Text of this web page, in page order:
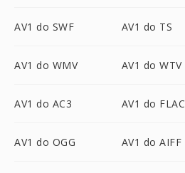
AV1 do SWF AV1 do TS
AV1 do WMV AV1 do WTV
AV1 do AC3 AV1 do FLAC
AV1 do OGG AV1 do AIFF